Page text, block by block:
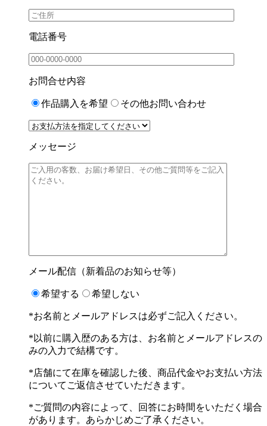
電話番号
お問合せ内容
作品購入を希望 その他お問い合わせ
メッセージ
メール配信（新着品のお知らせ等）
希望する 希望しない
*お名前とメールアドレスは必ずご記入ください。
*以前に購入歴のある方は、お名前とメールアドレスの
みの入力で結構です。
*店舗にて在庫を確認した後、商品代金やお支払い方法
についてご返信させていただきます。
*ご質問の内容によって、回答にお時間をいただく場合
があります。あらかじめご了承ください。